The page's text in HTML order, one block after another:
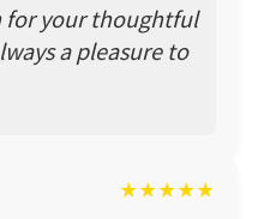
for your thoughtful
a pleasure to
★★★★★